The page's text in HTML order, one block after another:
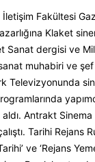
Fakültesi
Klaket
Sanat dergisi ve
muhabiri ve şef
Televizyonunda
Antrakt Sinema
Tarihi Rejans
ve ‘Rejans